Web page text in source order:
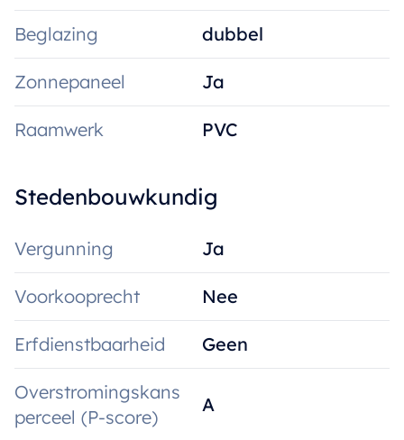
Beglazing dubbel
Zonnepaneel Ja
Raamwerk PVC
Stedenbouwkundig
Vergunning Ja
Voorkooprecht Nee
Erfdienstbaarheid Geen
Overstromingskans
perceel (P-score)
A